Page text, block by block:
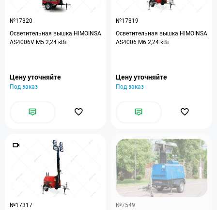
№17320
Осветительная вышка HIMOINSA
AS4006V M5 2,24 кВт
Цену уточняйте
Под заказ
№17319
Осветительная вышка HIMOINSA
AS4006 M6 2,24 кВт
Цену уточняйте
Под заказ
№17317
№7549